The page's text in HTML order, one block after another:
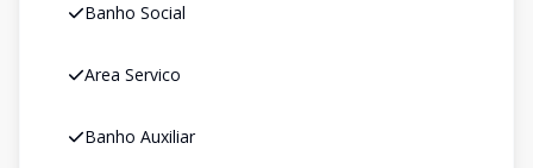
Banho Social
Area Servico
Banho Auxiliar